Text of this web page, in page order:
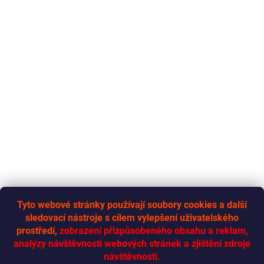
Tyto webové stránky používají soubory cookies a další
sledovací nástroje s cílem vylepšení uživatelského
prostředí, zobrazení přizpůsobeného obsahu a reklam,
analýzy návštěvnosti webových stránek a zjištění zdroje
návštěvnosti.
RYCHLÁ-DODÁVKA.CZ